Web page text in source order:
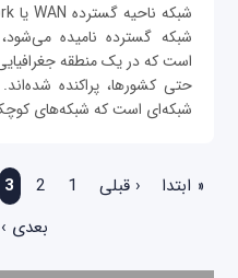
شبکه گسترده نامیده
است که در یک منطقه
حتی کشورها، پراکنده
شبکه‌ای است که شبکه‌های
صفحه‌ها
« ابتدا ‹ قبلی 1
2
3
بعدی ›